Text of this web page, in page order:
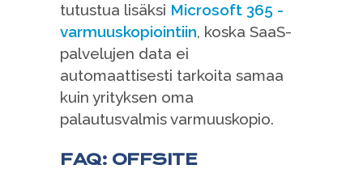
tutustua lisäksi Microsoft 365 -
varmuuskopiointiin, koska SaaS-
palvelujen data ei
automaattisesti tarkoita samaa
kuin yrityksen oma
palautusvalmis varmuuskopio.
FAQ: OFFSITE